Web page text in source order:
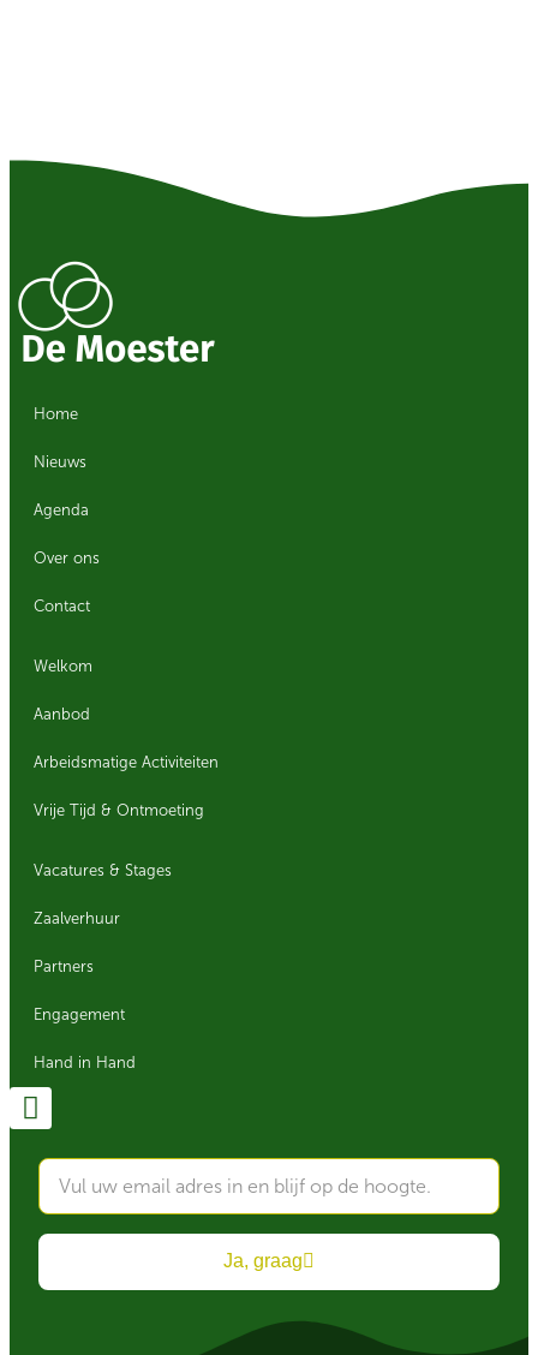
Home
Nieuws
Agenda
Over ons
Contact
Welkom
Aanbod
Arbeidsmatige Activiteiten
Vrije Tijd & Ontmoeting
Vacatures & Stages
Zaalverhuur
Partners
Engagement
Hand in Hand
Ja, graag